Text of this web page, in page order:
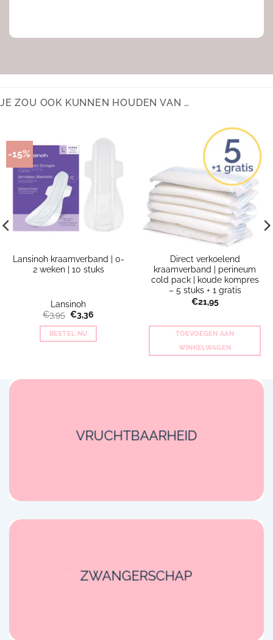
JE ZOU OOK KUNNEN HOUDEN VAN …
-15%
Lansinoh kraamverband | 0-
2 weken | 10 stuks
Lansinoh
€3,95 Oorspronkelijke
prijs
was:
€3,95.
€3,36
is:
BESTEL NU
Direct verkoelend
kraamverband | perineum
cold pack | koude kompres
– 5 stuks + 1 gratis
€21,95
TOEVOEGEN AAN
WINKELWAGEN
VRUCHTBAARHEID
ZWANGERSCHAP